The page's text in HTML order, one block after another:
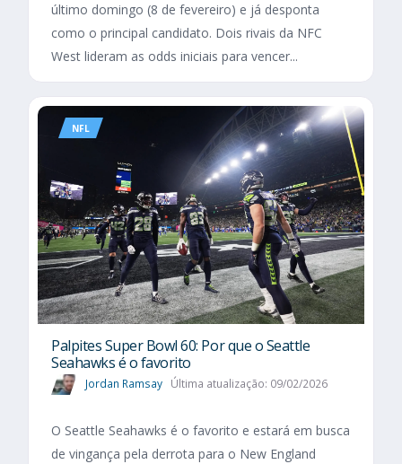
último domingo (8 de fevereiro) e já desponta
como o principal candidato. Dois rivais da NFC
West lideram as odds iniciais para vencer...
NFL
Palpites Super Bowl 60: Por que o Seattle
Seahawks é o favorito
Jordan Ramsay Última atualização: 09/02/2026
O Seattle Seahawks é o favorito e estará em busca
de vingança pela derrota para o New England